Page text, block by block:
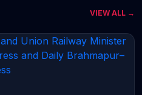
VIEW ALL →